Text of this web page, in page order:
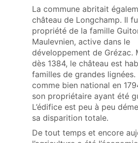
La commune abritait
château de Longchamp. Il
propriété de la famille
Maulevnien, active dans le
développement de Grézac.
dès 1384, le château est
familles de grandes
comme bien national en
son propriétaire ayant été
L’édifice est peu à peu
sa disparition totale.
De tout temps et encore